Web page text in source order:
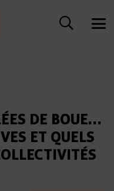
DE BOUE…
ET QUELS